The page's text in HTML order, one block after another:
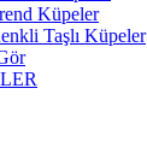
Küpeler
Taşlı Küpeler